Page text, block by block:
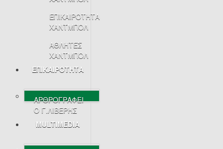
ΕΠΙΚΑΙΡΟΤΗΤΑ
ΧΑΝΤΜΠΟΛ
ΑΘΛΗΤΕΣ
ΧΑΝΤΜΠΟΛ
ΕΠΙΚΑΙΡΟΤΗΤΑ
ΑΡΘΡΟΓΡΑΦΕΙ
Ο Γ.ΛΙΒΕΡΗΣ
MULTIMEDIA